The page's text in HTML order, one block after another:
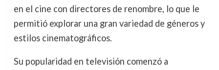
en el cine con directores de renombre, lo que le
permitió explorar una gran variedad de géneros y
estilos cinematográficos.
Su popularidad en televisión comenzó a